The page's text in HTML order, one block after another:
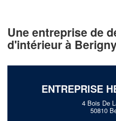
Une entreprise de
d'intérieur à
ENTREPRISE
4 Bois De
50810